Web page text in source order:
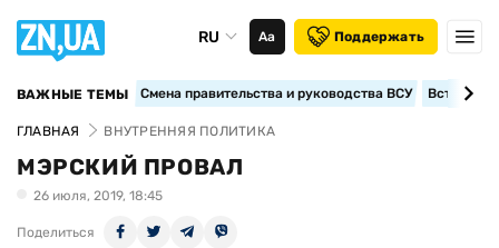
RU Аа Поддержать
ВАЖНЫЕ ТЕМЫ Смена правительства и руководства ВСУ
ГЛАВНАЯ ВНУТРЕННЯЯ ПОЛИТИКА
МЭРСКИЙ ПРОВАЛ
26 июля, 2019, 18:45
Поделиться